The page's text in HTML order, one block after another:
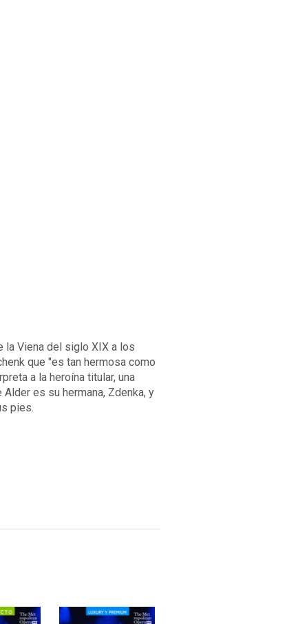
la Viena del siglo XIX a los
que "es tan hermosa como
a la heroína titular, una
es su hermana, Zdenka, y
pies.